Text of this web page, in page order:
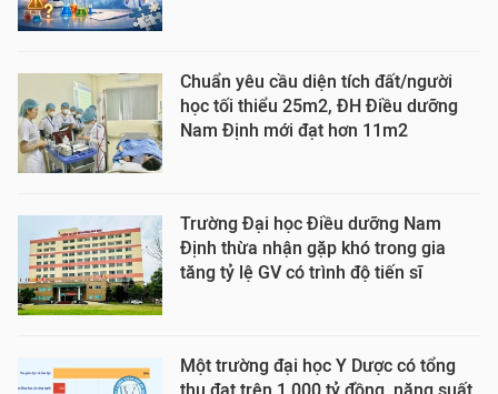
Chuẩn yêu cầu diện tích đất/người
học tối thiểu 25m2, ĐH Điều dưỡng
Nam Định mới đạt hơn 11m2
Trường Đại học Điều dưỡng Nam
Định thừa nhận gặp khó trong gia
tăng tỷ lệ GV có trình độ tiến sĩ
Một trường đại học Y Dược có tổng